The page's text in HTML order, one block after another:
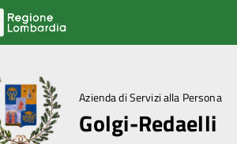
Azienda di Servizi alla Persona
Golgi-Redaelli